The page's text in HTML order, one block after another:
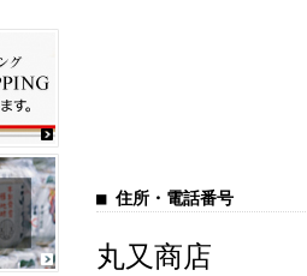
■ 住所・電話番号
丸又商店